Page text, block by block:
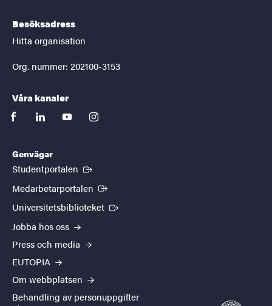
Besöksadress
Hitta organisation
Org. nummer: 202100-3153
Våra kanaler
facebooklinkedinyoutubeinstagram
Genvägar
Studentportalen (Extern länk)
Medarbetarportalen (Extern länk)
Universitetsbiblioteket (Extern länk)
Jobba hos oss
Press och media
EUTOPIA
Om webbplatsen
Behandling av personuppgifter